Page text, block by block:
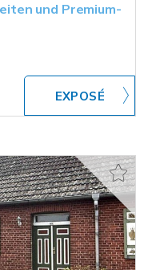
und Premium-